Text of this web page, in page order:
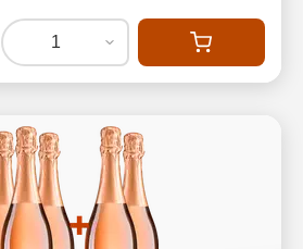
1